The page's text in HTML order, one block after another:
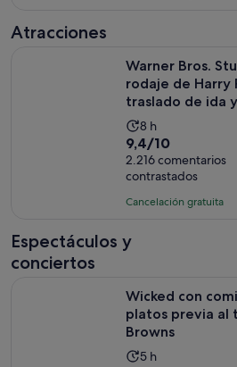
Atracciones
Warner Bros.
rodaje de Harry
traslado de ida
La
duración
de
la
actividad
8 h
9.4
sobre
10
con
comentarios
9,4/10
2.216 comentarios
contrastados
Cancelación gratuita
Espectáculos y
conciertos
Wicked con
platos previa al
Browns
La
5 h